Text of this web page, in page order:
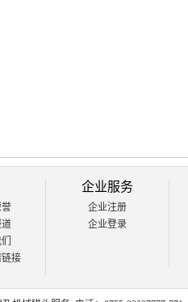
接
企业服务
企业注册
企业登录